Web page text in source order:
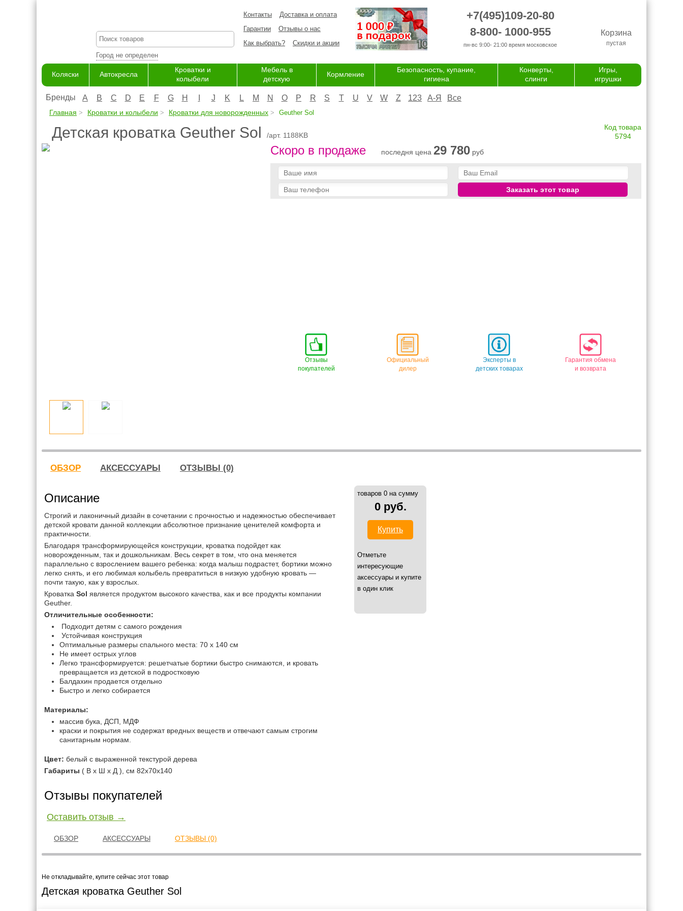
Город не определен
Контакты
Доставка и оплата
Гарантии
Отзывы о нас
Как выбрать?
Скидки и акции
+7(495)109-20-80
8-800- 1000-955
пн-вс 9:00- 21:00 время московское
Корзина
пустая
Коляски Автокресла
Кроватки и
колыбели
Мебель в
детскую
Кормление
Безопасность, купание,
гигиена
Конверты,
слинги
Игры,
игрушки
Бренды A B C D E F G H J K L M N O P R S T U V W Z 123 А-Я Все
Главная Кроватки и колыбели Кроватки для новорожденных Geuther Sol
Детская кроватка Geuther Sol /арт. 1188KB
Код товара
5794
Скоро в продаже последня цена 29 780 руб
Заказать этот товар
Отзывы
покупателей
Официальный
дилер
Эксперты в
детских товарах
Гарантия обмена
и возврата
ОБЗОР АКСЕССУАРЫ ОТЗЫВЫ (0)
Описание
Строгий и лаконичный дизайн в сочетании с прочностью и надежностью обеспечивает
детской кровати данной коллекции абсолютное признание ценителей комфорта и
практичности.
Благодаря трансформирующейся конструкции, кроватка подойдет как
новорожденным, так и дошкольникам. Весь секрет в том, что она меняется
параллельно с взрослением вашего ребенка: когда малыш подрастет, бортики можно
легко снять, и его любимая колыбель превратиться в низкую удобную кровать —
почти такую, как у взрослых.
Кроватка Sol является продуктом высокого качества, как и все продукты компании
Geuther.
Отличительные особенности:
Подходит детям с самого рождения
Устойчивая конструкция
Оптимальные размеры спального места: 70 x 140 см
Не имеет острых углов
Легко трансформируется: решетчатые бортики быстро снимаются, и кровать
превращается из детской в подростковую
Балдахин продается отдельно
Быстро и легко собирается
Материалы:
массив бука, ДСП, МДФ
краски и покрытия не содержат вредных веществ и отвечают самым строгим
санитарным нормам.
Цвет: белый с выраженной текстурой дерева
Габариты ( В х Ш х Д ), см 82x70x140
Отзывы покупателей
Оставить отзыв →
товаров 0 на сумму
0 руб.
Купить
Отметьте
интересующие
аксессуары и купите
в один клик
ОБЗОР АКСЕССУАРЫ ОТЗЫВЫ (0)
Не откладывайте, купите сейчас этот товар
Детская кроватка Geuther Sol